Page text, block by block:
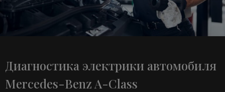
Диагностика электрики автомобиля
Mercedes-Benz A-Class